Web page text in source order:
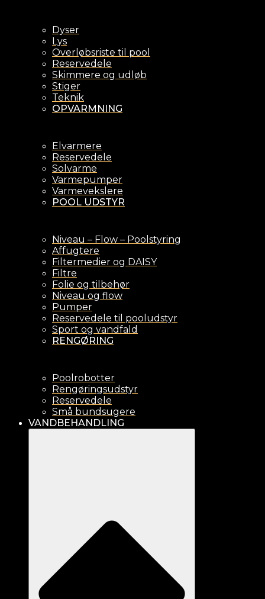
Dyser
Lys
Overløbsriste til pool
Reservedele
Skimmere og udløb
Stiger
Teknik
OPVARMNING
Elvarmere
Reservedele
Solvarme
Varmepumper
Varmevekslere
POOL UDSTYR
Niveau – Flow – Poolstyring
Affugtere
Filtermedier og DAISY
Filtre
Folie og tilbehør
Niveau og flow
Pumper
Reservedele til pooludstyr
Sport og vandfald
RENGØRING
Poolrobotter
Rengøringsudstyr
Reservedele
Små bundsugere
VANDBEHANDLING